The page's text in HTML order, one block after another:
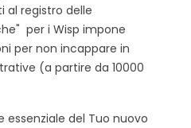
al registro delle
per i Wisp impone
per non incappare in
(a partire da 10000
del Tuo nuovo